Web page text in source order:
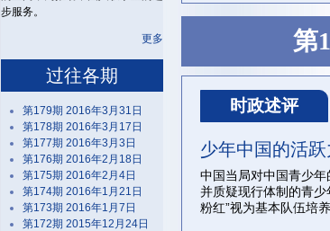
第
时政述评
少年中国的活
中国当局对中国青少
并质疑现行体制的青
粉红”视为基本队伍培
步服务。
更多
过往各期
第179期 2016年3月31日
第178期 2016年3月17日
第177期 2016年3月3日
第176期 2016年2月18日
第175期 2016年2月4日
第174期 2016年1月21日
第173期 2016年1月7日
第172期 2015年12月24日